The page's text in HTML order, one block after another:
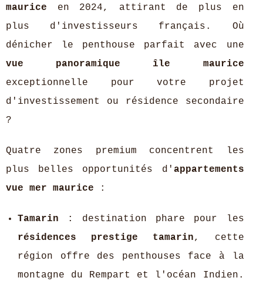
maurice en 2024, attirant de plus en
plus d'investisseurs français. Où
dénicher le penthouse parfait avec une
vue panoramique île maurice
exceptionnelle pour votre projet
d'investissement ou résidence secondaire
?
Quatre zones premium concentrent les
plus belles opportunités d' appartements
vue mer maurice :
Tamarin : destination phare pour les
résidences prestige tamarin, cette
région offre des penthouses face à la
montagne du Rempart et l'océan Indien.